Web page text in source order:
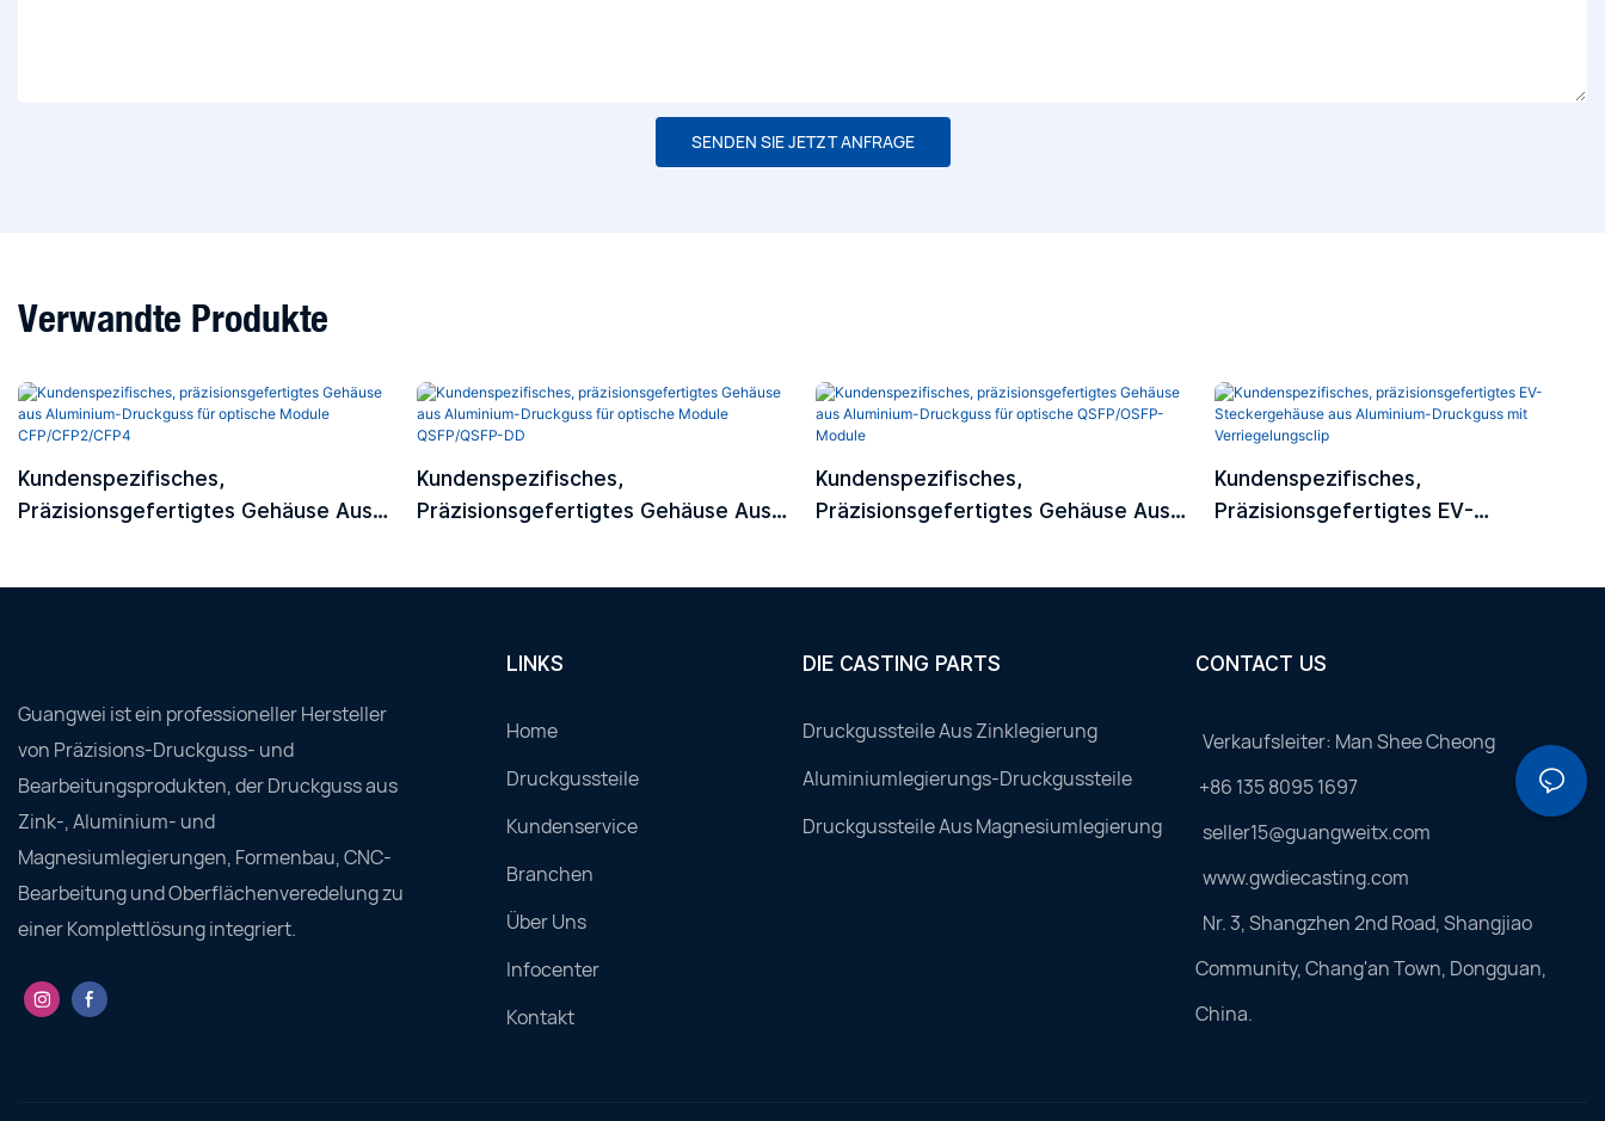
SENDEN SIE JETZT ANFRAGE
Verwandte Produkte
Kundenspezifisches,
Präzisionsgefertigtes Gehäuse Aus
Kundenspezifisches,
Präzisionsgefertigtes Gehäuse Aus
Kundenspezifisches,
Präzisionsgefertigtes Gehäuse Aus
Kundenspezifisches,
Präzisionsgefertigtes EV-
Guangwei ist ein professioneller Hersteller
von Präzisions-Druckguss- und
Bearbeitungsprodukten, der Druckguss aus
Zink-, Aluminium- und
Magnesiumlegierungen, Formenbau, CNC-
Bearbeitung und Oberflächenveredelung zu
einer Komplettlösung integriert.
LINKS
Home
Druckgussteile
Kundenservice
Branchen
Über Uns
Infocenter
Kontakt
DIE CASTING PARTS
Druckgussteile Aus Zinklegierung
Aluminiumlegierungs-Druckgussteile
Druckgussteile Aus Magnesiumlegierung
CONTACT US
Verkaufsleiter: Man Shee Cheong
+86 135 8095 1697
seller15@guangweitx.com
www.gwdiecasting.com
Nr. 3, Shangzhen 2nd Road, Shangjiao
Community, Chang'an Town, Dongguan,
China.